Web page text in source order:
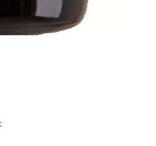
Plage